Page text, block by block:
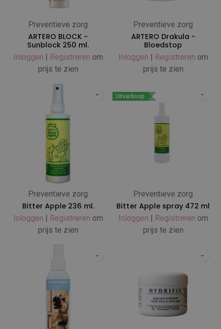
Preventieve zorg
ARTERO BLOCK -
Sunblock 250 ml.
Inloggen | Registreren om
prijs te zien
Preventieve zorg
ARTERO Drakula -
Bloedstop
Inloggen | Registreren om
prijs te zien
Preventieve zorg
Bitter Apple 236 ml.
Inloggen | Registreren om
prijs te zien
Uitverkoop
Preventieve zorg
Bitter Apple spray 472 ml
Inloggen | Registreren om
prijs te zien